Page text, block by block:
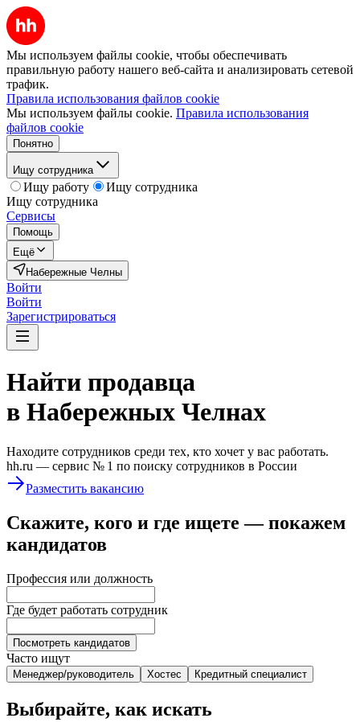
Мы используем файлы cookie, чтобы обеспечивать
правильную работу нашего веб-сайта и анализировать сетевой
трафик.
Правила использования файлов cookie
Мы используем файлы cookie. Правила использования
файлов cookie
Понятно
Ищу сотрудника
Ищу работу
Ищу сотрудника
Ищу сотрудника
Сервисы
Помощь
Ещё
Набережные Челны
Войти
Войти
Зарегистрироваться
Найти продавца
в Набережных Челнах
Находите сотрудников среди тех, кто хочет у вас работать.
hh.ru — сервис № 1 по поиску сотрудников в России
Разместить вакансию
Скажите, кого и где ищете — покажем
кандидатов
Профессия или должность
Где будет работать сотрудник
Посмотреть кандидатов
Часто ищут
Менеджер/руководитель Хостес Кредитный специалист
Выбирайте, как искать